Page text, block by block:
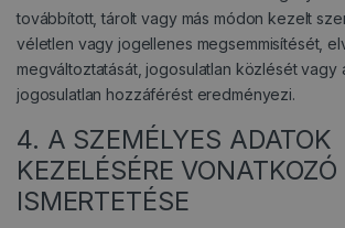
továbbított, tárolt vagy más módon kezelt
véletlen vagy jogellenes megsemmisítését,
megváltoztatását, jogosulatlan közlését vagy
jogosulatlan hozzáférést eredményezi.
4. A SZEMÉLYES ADATOK
KEZELÉSÉRE VONATKOZÓ
ISMERTETÉSE